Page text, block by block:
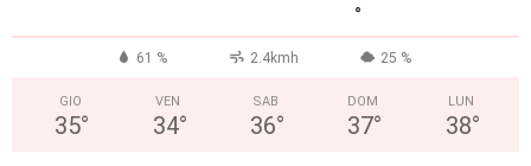
°
61 % 2.4kmh 25 %
GIO
35°
VEN
34°
SAB
36°
DOM
37°
LUN
38°